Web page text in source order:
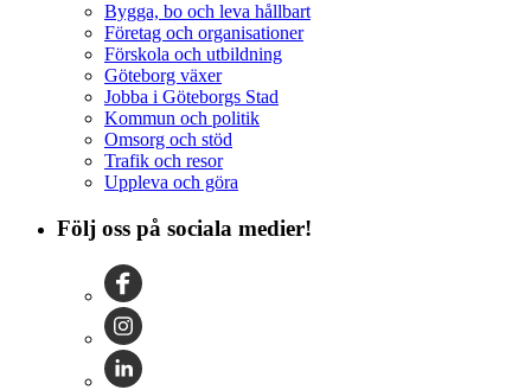
Bygga, bo och leva hållbart
Företag och organisationer
Förskola och utbildning
Göteborg växer
Jobba i Göteborgs Stad
Kommun och politik
Omsorg och stöd
Trafik och resor
Uppleva och göra
Följ oss på sociala medier!